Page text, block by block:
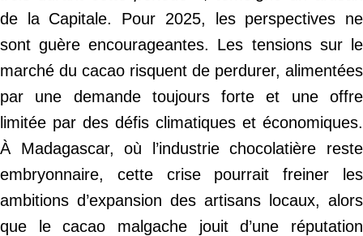
de la Capitale. Pour 2025, les perspectives ne
sont guère encourageantes. Les tensions sur le
marché du cacao risquent de perdurer, alimentées
par une demande toujours forte et une offre
limitée par des défis climatiques et économiques.
À Madagascar, où l’industrie chocolatière reste
embryonnaire, cette crise pourrait freiner les
ambitions d’expansion des artisans locaux, alors
que le cacao malgache jouit d’une réputation